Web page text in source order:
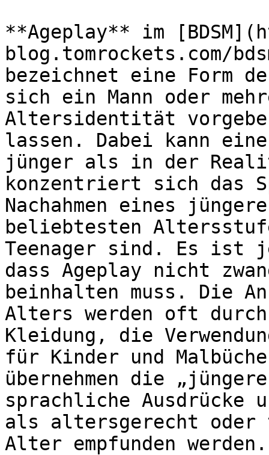
**Ageplay** im
blog.tomrockets.com/
bezeichnet eine Form
sich ein Mann oder
Altersidentität
lassen. Dabei kann
jünger als in der
konzentriert sich das
Nachahmen eines
beliebtesten
Teenager sind. Es ist
dass Ageplay nicht
beinhalten muss. Die
Alters werden oft
Kleidung, die
für Kinder und
übernehmen die
sprachliche Ausdrücke
als altersgerecht oder
Alter empfunden werden.